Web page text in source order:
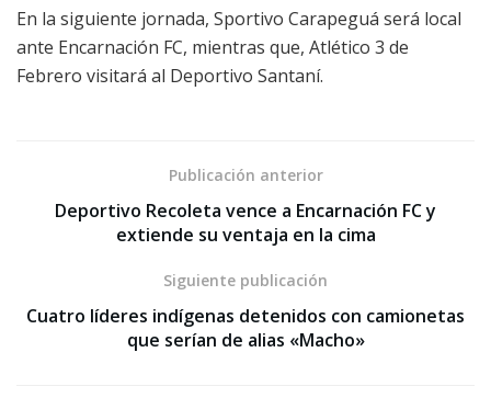
En la siguiente jornada, Sportivo Carapeguá será local
ante Encarnación FC, mientras que, Atlético 3 de
Febrero visitará al Deportivo Santaní.
Publicación anterior
Deportivo Recoleta vence a Encarnación FC y
extiende su ventaja en la cima
Siguiente publicación
Cuatro líderes indígenas detenidos con camionetas
que serían de alias «Macho»